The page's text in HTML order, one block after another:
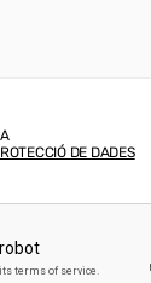
DE DADES